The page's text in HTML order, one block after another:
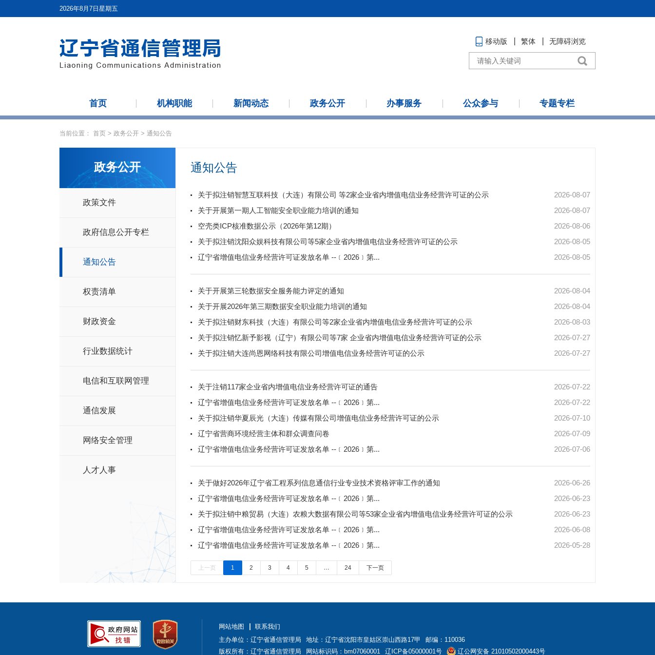
2026年8月7日星期五
移动版 繁体 无障碍浏览
首页 机构职能 新闻动态 政务公开 办事服务 公众参与 专题专栏
当前位置： 首页 > 政务公开 > 通知公告
政务公开
政策文件
政府信息公开专栏
通知公告
权责清单
财政资金
行业数据统计
电信和互联网管理
通信发展
网络安全管理
人才人事
通知公告
关于拟注销智慧互联科技（大连）有限公司 等2家企业省内增值电信业务经营许可证的公示
2026-08-07
关于开展第一期人工智能安全职业能力培训的通知
2026-08-07
空壳类ICP核准数据公示（2026年第12期）
2026-08-06
关于拟注销沈阳众娱科技有限公司等5家企业省内增值电信业务经营许可证的公示
2026-08-05
辽宁省增值电信业务经营许可证发放名单 --﹝2026﹞第...
2026-08-05
关于开展第三轮数据安全服务能力评定的通知
2026-08-04
关于开展2026年第三期数据安全职业能力培训的通知
2026-08-04
关于拟注销财东科技（大连）有限公司等2家企业省内增值电信业务经营许可证的公示
2026-08-03
关于拟注销忆新予影视（辽宁）有限公司等7家 企业省内增值电信业务经营许可证的公示
2026-07-27
关于拟注销大连尚恩网络科技有限公司增值电信业务经营许可证的公示
2026-07-27
关于注销117家企业省内增值电信业务经营许可证的通告
2026-07-22
辽宁省增值电信业务经营许可证发放名单 --﹝2026﹞第...
2026-07-22
关于拟注销华夏辰光（大连）传媒有限公司增值电信业务经营许可证的公示
2026-07-10
辽宁省营商环境经营主体和群众调查问卷
2026-07-09
辽宁省增值电信业务经营许可证发放名单 --﹝2026﹞第...
2026-07-06
关于做好2026年辽宁省工程系列信息通信行业专业技术资格评审工作的通知
2026-06-26
辽宁省增值电信业务经营许可证发放名单 --﹝2026﹞第...
2026-06-23
关于拟注销中粮贸易（大连）农粮大数据有限公司等53家企业省内增值电信业务经营许可证的公示
2026-06-23
辽宁省增值电信业务经营许可证发放名单 --﹝2026﹞第...
2026-06-08
辽宁省增值电信业务经营许可证发放名单 --﹝2026﹞第...
2026-05-28
上一页 1 2 3 4 5 … 24 下一页
网站地图
联系我们
主办单位：辽宁省通信管理局
地址：辽宁省沈阳市皇姑区崇山西路17甲
邮编：110036
版权所有：辽宁省通信管理局
网站标识码：bm07060001 辽ICP备05000001号 辽公网安备 21010502000443号